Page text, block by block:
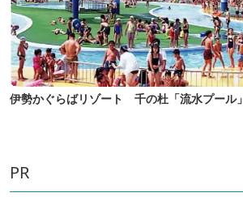
伊勢かぐらばリゾート 千の杜「流水プール」
PR